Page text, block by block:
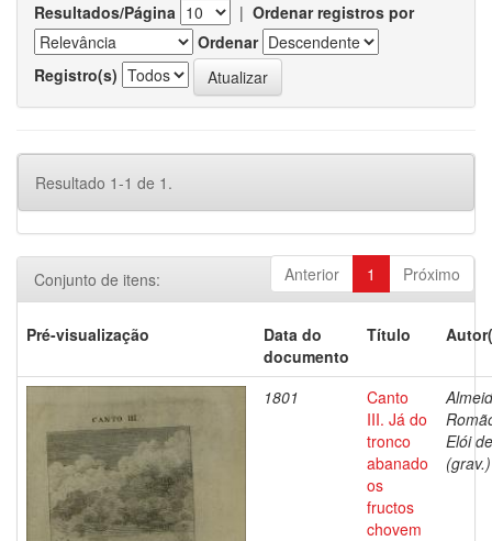
Resultados/Página | Ordenar registros por
Ordenar
Registro(s)
Resultado 1-1 de 1.
Anterior 1 Próximo
Conjunto de itens:
Pré-visualização
Data do
documento
Título
1801
Canto
III. Já do
tronco
abanado
os
fructos
chovem
Elói de
(grav.)